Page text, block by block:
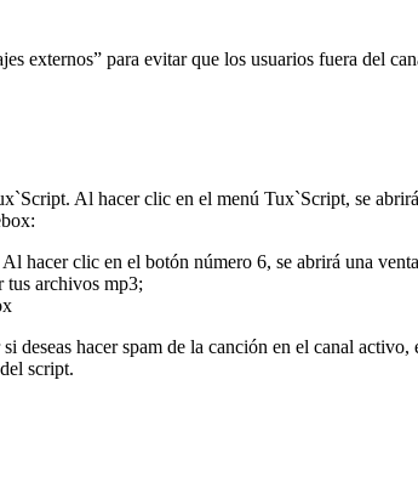
externos” para evitar que los usuarios fuera del
Al hacer clic en el menú Tux`Script, se
hacer clic en el botón número 6, se abrirá una
tus archivos mp3;
deseas hacer spam de la canción en el canal
script.